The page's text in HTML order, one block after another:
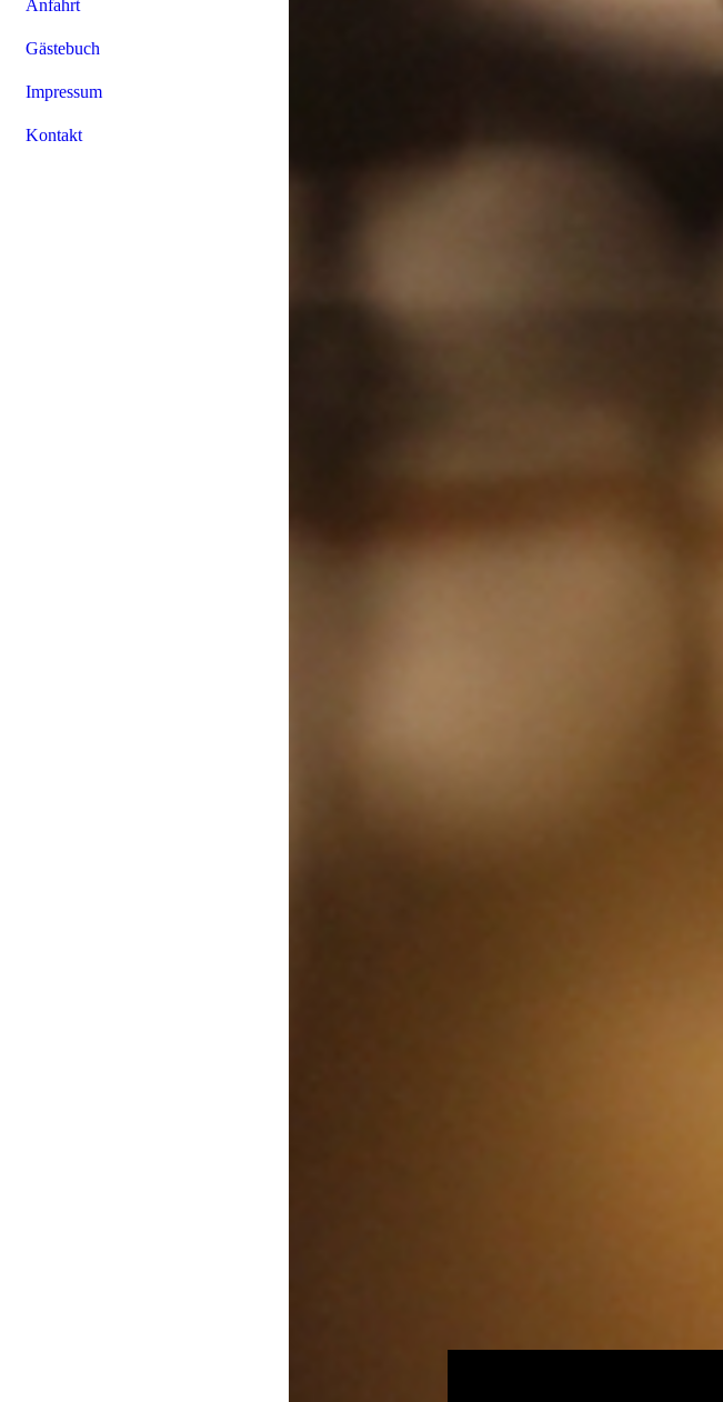
Anfahrt
Gästebuch
Impressum
Kontakt